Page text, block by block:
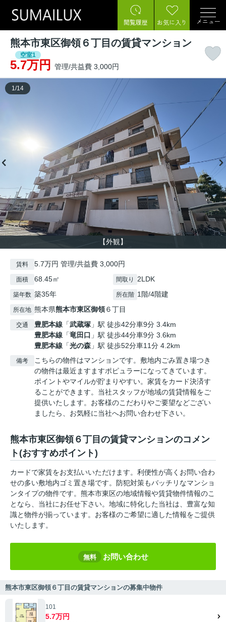
閲覧履歴 お気に入り メニュー
熊本市東区御領６丁目の賃貸マンション
空室1
5.7万円 管理/共益費 3,000円
【外観】
1 /14
賃料 5.7万円 管理/共益費 3,000円
面積 68.45㎡ 間取り 2LDK
築年数 築35年 所在階 1階/4階建
所在地 熊本県熊本市東区御領６丁目
交通 豊肥本線 「武蔵塚 」駅 徒歩42分車9分 3.4km
豊肥本線 「竜田口 」駅 徒歩44分車9分 3.6km
豊肥本線 「光の森 」駅 徒歩52分車11分 4.2km
備考
こちらの物件はマンションです。敷地内ごみ置き場つき
の物件は最近ますますポピュラーになってきています。
ポイントやマイルが貯まりやすい。家賃をカード決済す
ることができます。当社スタッフが地域の賃貸情報をご
提供いたします。お客様のこだわりやご要望などござい
ましたら、お気軽に当社へお問い合わせ下さい。
熊本市東区御領６丁目の賃貸マンションのコメン
ト(おすすめポイント)
カードで家賃をお支払いいただけます。利便性が高くお問い合わ
せの多い敷地内ゴミ置き場です。防犯対策もバッチリなマンショ
ンタイプの物件です。熊本市東区の地域情報や賃貸物件情報のこ
となら、当社にお任せ下さい。地域に特化した当社は、豊富な知
識と物件が揃っています。お客様のご希望に適した情報をご提供
いたします。
無料 お問い合わせ
熊本市東区御領６丁目の賃貸マンションの募集中物件
101
5.7万円